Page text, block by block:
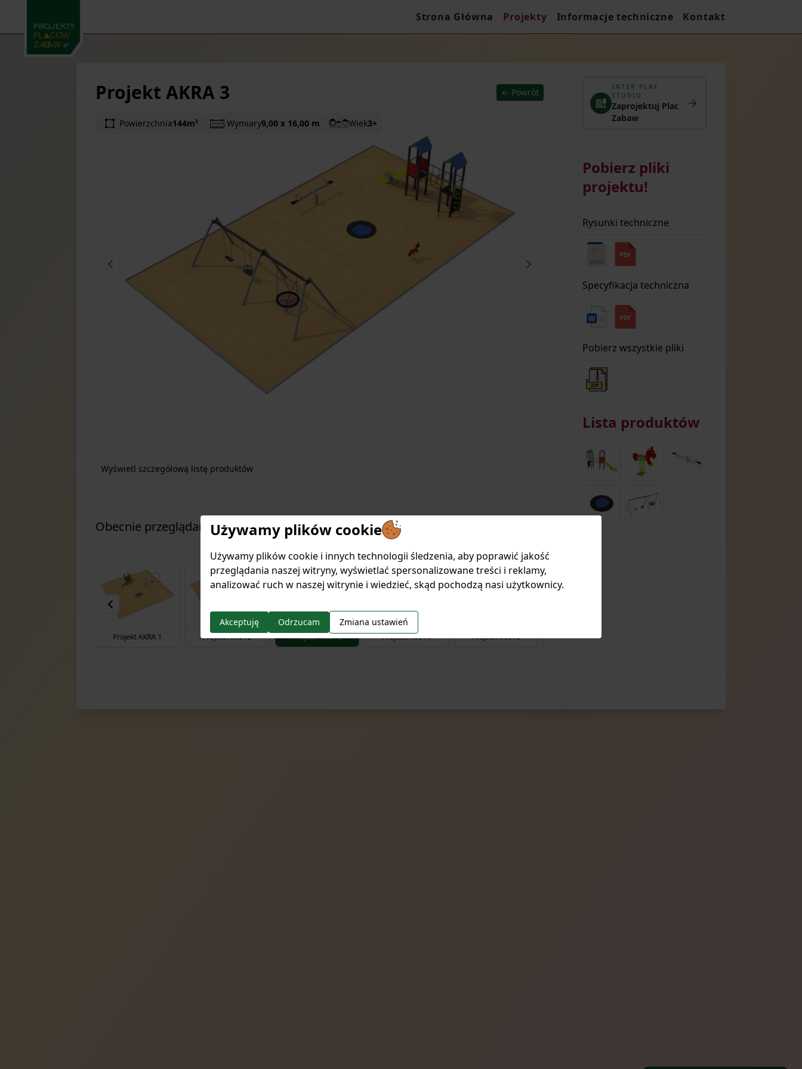
Używamy plików cookie
Używamy plików cookie i innych technologii śledzenia, aby poprawić jakość
przeglądania naszej witryny, wyświetlać spersonalizowane treści i reklamy,
analizować ruch w naszej witrynie i wiedzieć, skąd pochodzą nasi użytkownicy.
Akceptuję Odrzucam Zmiana ustawień
Strona Główna Projekty Informacje techniczne Kontakt
Projekt AKRA 3 ← Powrót
Powierzchnia144m² Wymiary9,00 x 16,00 m Wiek3+
Wyświetl szczegółową listę produktów
Obecnie przeglądane
Projekt AKRA 1 Projekt AKRA 2 Projekt AKRA 3 Projekt AKRA 4 Projekt AKRA 5 Projekt AKRA 6
INTER PLAY
STUDIO
Zaprojektuj Plac
Zabaw
Pobierz pliki
projektu!
Rysunki techniczne
Specyfikacja techniczna
Pobierz wszystkie pliki
Lista produktów